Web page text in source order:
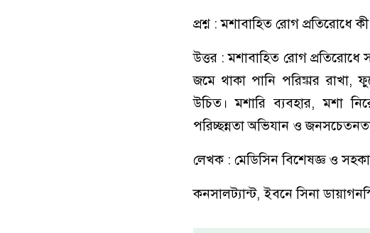
প্রশ্ন : মশাবাহিত রোগ প্রতিরোধে
উত্তর : মশাবাহিত রোগ প্রতিরোধে
জমে থাকা পানি পরিষ্কার
উচিত। মশারি ব্যবহার, মশা
পরিচ্ছন্নতা অভিযান ও জনসচেতনতা
লেখক : মেডিসিন বিশেষজ্ঞ ও
কনসালট্যান্ট, ইবনে সিনা